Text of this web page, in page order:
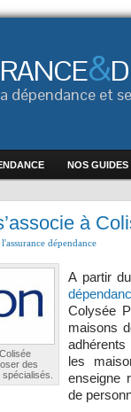
&
dépendance et
NOS GUIDES
à
dépendance
des
A partir
Colysée
maisons
adhérents
les
enseigne
de